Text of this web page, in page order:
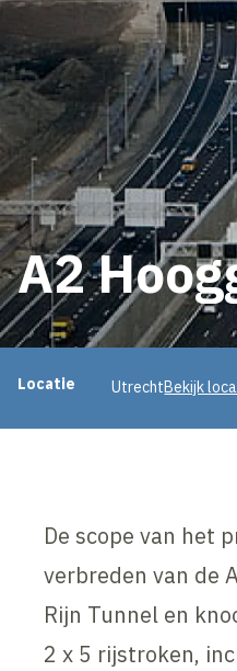
A2
Locatie UtrechtBekijk
De scope van het
verbreden van de
Rijn Tunnel en
2 x 5 rijstroken,